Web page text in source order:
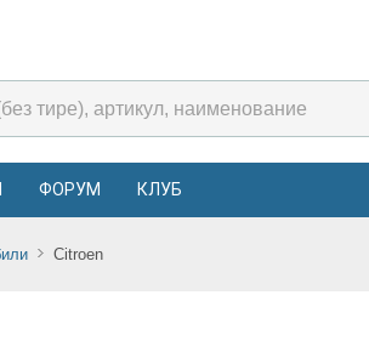
ФОРУМ КЛУБ
Citroen